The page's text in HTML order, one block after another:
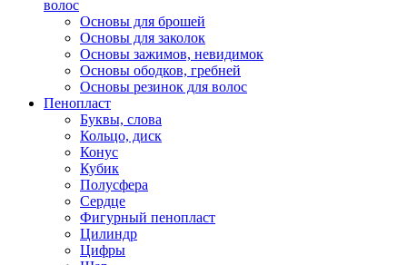
волос
Основы для брошей
Основы для заколок
Основы зажимов, невидимок
Основы ободков, гребней
Основы резинок для волос
Пенопласт
Буквы, слова
Кольцо, диск
Конус
Кубик
Полусфера
Сердце
Фигурный пенопласт
Цилиндр
Цифры